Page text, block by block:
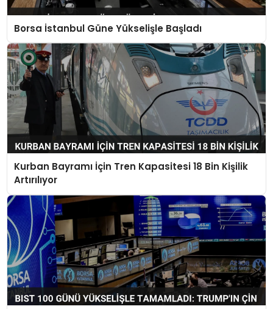
Borsa İstanbul Güne Yükselişle Başladı
Kurban Bayramı İçin Tren Kapasitesi 18 Bin Kişilik
Artırılıyor